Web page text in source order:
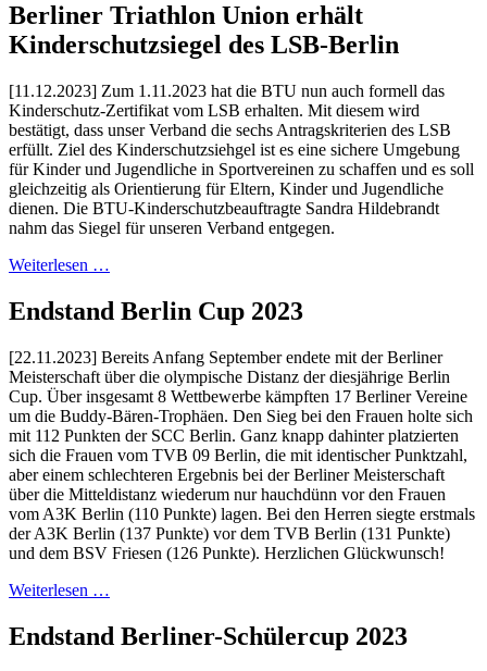
Berliner Triathlon Union erhält
Kinderschutzsiegel des LSB-Berlin
[11.12.2023] Zum 1.11.2023 hat die BTU nun auch formell das
Kinderschutz-Zertifikat vom LSB erhalten. Mit diesem wird
bestätigt, dass unser Verband die sechs Antragskriterien des LSB
erfüllt. Ziel des Kinderschutzsiehgel ist es eine sichere Umgebung
für Kinder und Jugendliche in Sportvereinen zu schaffen und es soll
gleichzeitig als Orientierung für Eltern, Kinder und Jugendliche
dienen. Die BTU-Kinderschutzbeauftragte Sandra Hildebrandt
nahm das Siegel für unseren Verband entgegen.
Weiterlesen …
Endstand Berlin Cup 2023
[22.11.2023] Bereits Anfang September endete mit der Berliner
Meisterschaft über die olympische Distanz der diesjährige Berlin
Cup. Über insgesamt 8 Wettbewerbe kämpften 17 Berliner Vereine
um die Buddy-Bären-Trophäen. Den Sieg bei den Frauen holte sich
mit 112 Punkten der SCC Berlin. Ganz knapp dahinter platzierten
sich die Frauen vom TVB 09 Berlin, die mit identischer Punktzahl,
aber einem schlechteren Ergebnis bei der Berliner Meisterschaft
über die Mitteldistanz wiederum nur hauchdünn vor den Frauen
vom A3K Berlin (110 Punkte) lagen. Bei den Herren siegte erstmals
der A3K Berlin (137 Punkte) vor dem TVB Berlin (131 Punkte)
und dem BSV Friesen (126 Punkte). Herzlichen Glückwunsch!
Weiterlesen …
Endstand Berliner-Schülercup 2023